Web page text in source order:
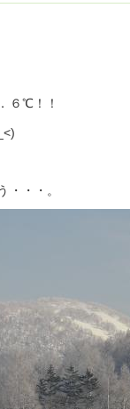
６℃！！
・・・。